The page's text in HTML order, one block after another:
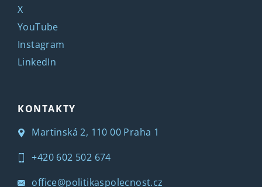
X
YouTube
Instagram
LinkedIn
KONTAKTY
Martinská 2, 110 00 Praha 1
+420 602 502 674
office@politikaspolecnost.cz